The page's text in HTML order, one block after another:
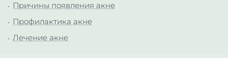
Причины появления акне
Профилактика акне
Лечение акне